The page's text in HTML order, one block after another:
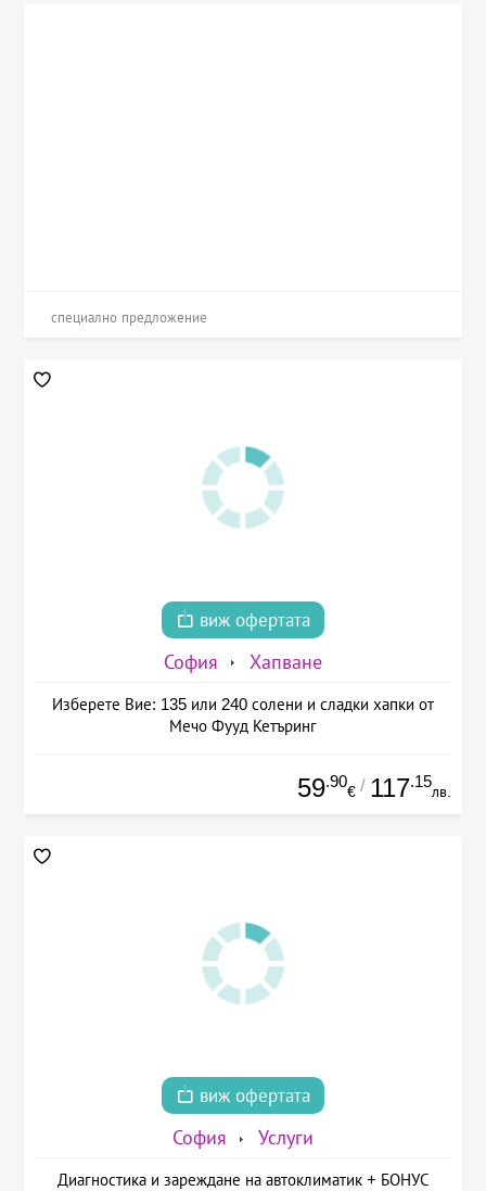
специално предложение
виж офертата
София Хапване
Изберете Вие: 135 или 240 солени и сладки хапки от
Мечо Фууд Кетъринг
59.90
€ / 117.15
лв.
виж офертата
София Услуги
Диагностика и зареждане на автоклиматик + БОНУС